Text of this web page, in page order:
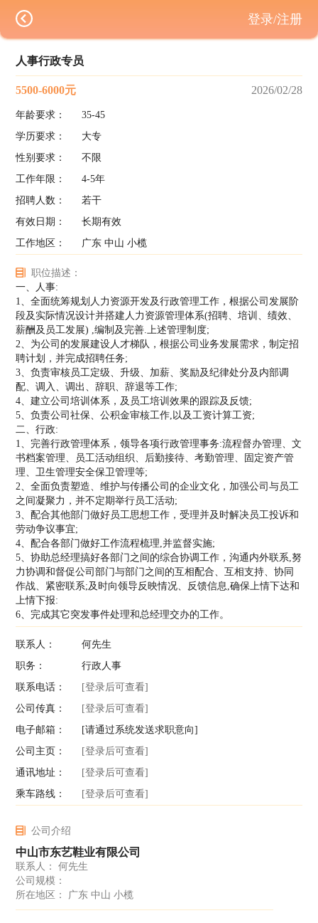
人事行政专员
5500-6000元 2026/02/28
年龄要求：
35-45
学历要求：
大专
性别要求：
不限
工作年限：
4-5年
招聘人数：
若干
有效日期：
长期有效
工作地区：
广东 中山 小榄
职位描述：
一、人事:
1、全面统筹规划人力资源开发及行政管理工作，根据公司发展阶
段及实际情况设计并搭建人力资源管理体系(招聘、培训、绩效、
薪酬及员工发展) ,编制及完善.上述管理制度;
2、为公司的发展建设人才梯队，根据公司业务发展需求，制定招
聘计划，并完成招聘任务;
3、负责审核员工定级、升级、加薪、奖励及纪律处分及内部调
配、调入、调出、辞职、辞退等工作;
4、建立公司培训体系，及员工培训效果的跟踪及反馈;
5、负责公司社保、公积金审核工作,以及工资计算工资;
二、行政:
1、完善行政管理体系，领导各项行政管理事务:流程督办管理、文
书档案管理、员工活动组织、后勤接待、考勤管理、固定资产管
理、卫生管理安全保卫管理等;
2、全面负责塑造、维护与传播公司的企业文化，加强公司与员工
之间凝聚力，并不定期举行员工活动;
3、配合其他部门做好员工思想工作，受理并及时解决员工投诉和
劳动争议事宜;
4、配合各部门做好工作流程梳理,并监督实施;
5、协助总经理搞好各部门之间的综合协调工作，沟通内外联系,努
力协调和督促公司部门与部门之间的互相配合、互相支持、协同
作战、紧密联系;及时向领导反映情况、反馈信息,确保上情下达和
上情下报:
6、完成其它突发事件处理和总经理交办的工作。
联系人：
何先生
职务：
行政人事
联系电话：
[登录后可查看]
公司传真：
[登录后可查看]
电子邮箱：
[请通过系统发送求职意向]
公司主页：
[登录后可查看]
通讯地址：
[登录后可查看]
乘车路线：
[登录后可查看]
公司介绍
中山市东艺鞋业有限公司
联系人： 何先生
公司规模：
所在地区： 广东 中山 小榄
登录/注册